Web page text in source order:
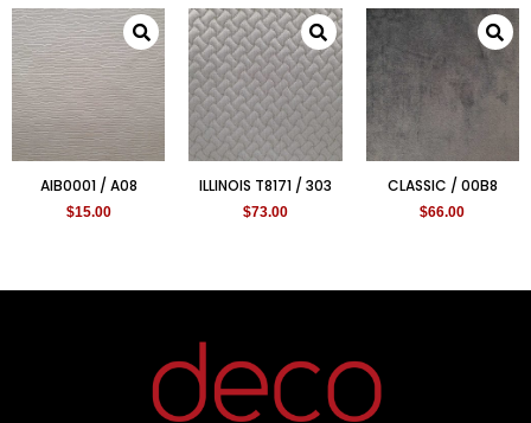
AIB0001 / A08
$15.00
ILLINOIS T8171 / 303
$73.00
CLASSIC / 00B8
$66.00